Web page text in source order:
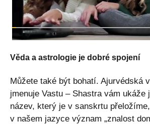
Věda a astrologie je dobré spojení
Můžete také být bohatí. Ajurvédská
jmenuje Vastu – Shastra vám ukáže
název, který je v sanskrtu
v našem jazyce význam „znalost